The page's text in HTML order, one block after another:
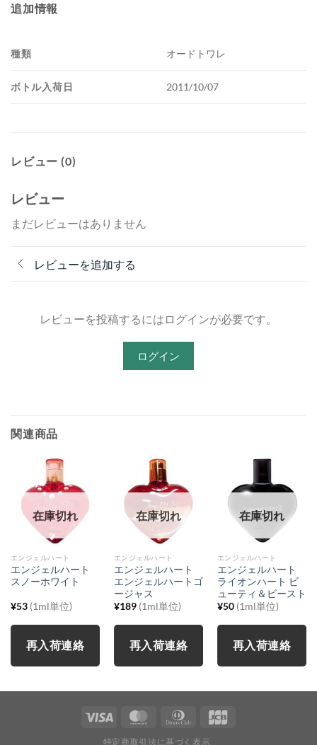
追加情報
種類 オードトワレ
ボトル入荷日 2011/10/07
レビュー (0)
レビュー
まだレビューはありません
レビューを追加する
レビューを投稿するにはログインが必要です。
ログイン
関連商品
在庫切れ
エンジェルハート
エンジェルハート
スノーホワイト
¥53 (1ml単位)
再入荷連絡
在庫切れ
エンジェルハート
エンジェルハート
エンジェルハートゴ
ージャス
¥189 (1ml単位)
再入荷連絡
在庫切れ
エンジェルハート
エンジェルハート
ライオンハート ビ
ューティ＆ビースト
¥50 (1ml単位)
再入荷連絡
特定商取引法に基づく表示